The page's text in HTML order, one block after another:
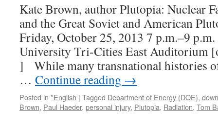
Kate Brown, author Plutopia: Nuclear
and the Great Soviet and American
Friday, October 25, 2013 7 p.m.–9
University Tri-Cities East Auditorium
] While many transnational histories
… Continue reading →
Posted in *English | Tagged Department of Energy (DOE),
Brown, Paul Haeder, personal injury, Plutopia, Radiation, Tom